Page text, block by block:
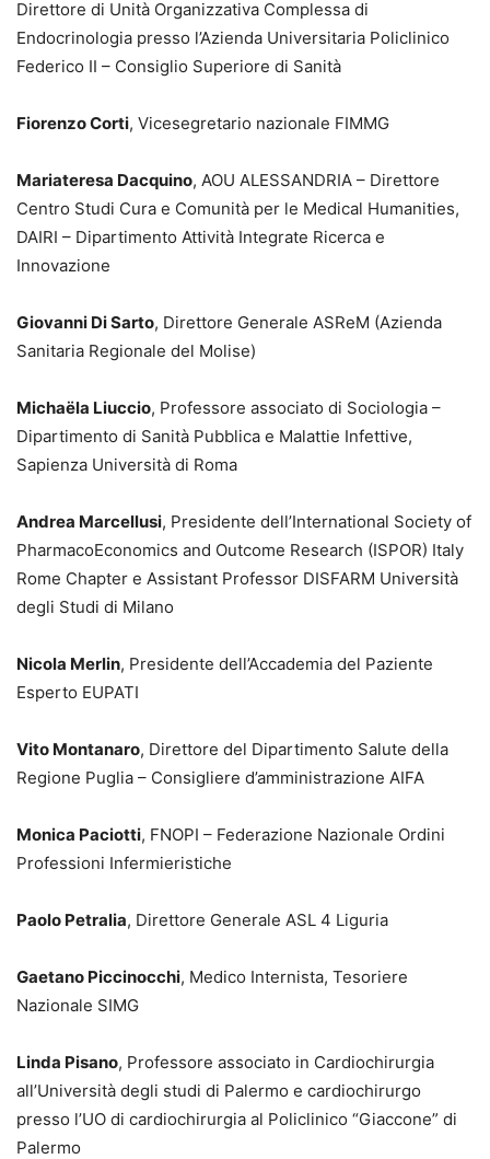
Direttore di Unità Organizzativa Complessa di
Endocrinologia presso l’Azienda Universitaria Policlinico
Federico II – Consiglio Superiore di Sanità
Fiorenzo Corti, Vicesegretario nazionale FIMMG
Mariateresa Dacquino, AOU ALESSANDRIA – Direttore
Centro Studi Cura e Comunità per le Medical Humanities,
DAIRI – Dipartimento Attività Integrate Ricerca e
Innovazione
Giovanni Di Sarto, Direttore Generale ASReM (Azienda
Sanitaria Regionale del Molise)
Michaëla Liuccio, Professore associato di Sociologia –
Dipartimento di Sanità Pubblica e Malattie Infettive,
Sapienza Università di Roma
Andrea Marcellusi, Presidente dell’International Society of
PharmacoEconomics and Outcome Research (ISPOR) Italy
Rome Chapter e Assistant Professor DISFARM Università
degli Studi di Milano
Nicola Merlin, Presidente dell’Accademia del Paziente
Esperto EUPATI
Vito Montanaro, Direttore del Dipartimento Salute della
Regione Puglia – Consigliere d’amministrazione AIFA
Monica Paciotti, FNOPI – Federazione Nazionale Ordini
Professioni Infermieristiche
Paolo Petralia, Direttore Generale ASL 4 Liguria
Gaetano Piccinocchi, Medico Internista, Tesoriere
Nazionale SIMG
Linda Pisano, Professore associato in Cardiochirurgia
all’Università degli studi di Palermo e cardiochirurgo
presso l’UO di cardiochirurgia al Policlinico “Giaccone” di
Palermo